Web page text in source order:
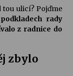
tou ulicí? Pojďme
rady
z radnice do
zbylo